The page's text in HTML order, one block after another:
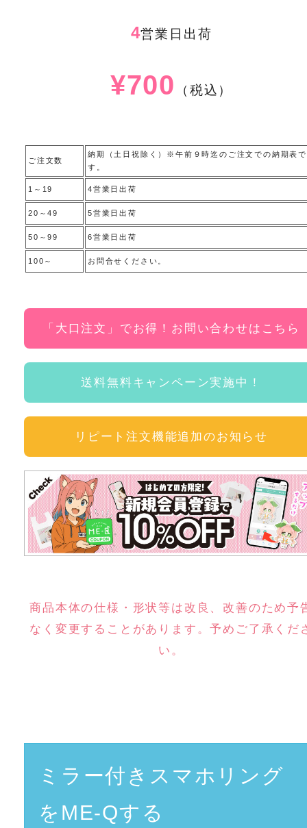
4営業日出荷
¥700 （税込）
ご注文数
納期（土日祝除く）※午前９時迄のご注文での納期表で
す。
1～19 4営業日出荷
20～49 5営業日出荷
50～99 6営業日出荷
100～ お問合せください。
「大口注文」でお得！お問い合わせはこちら
送料無料キャンペーン実施中！
リピート注文機能追加のお知らせ
商品本体の仕様・形状等は改良、改善のため予
なく変更することがあります。予めご了承くだ
い。
ミラー付きスマホリング
をME-Qする